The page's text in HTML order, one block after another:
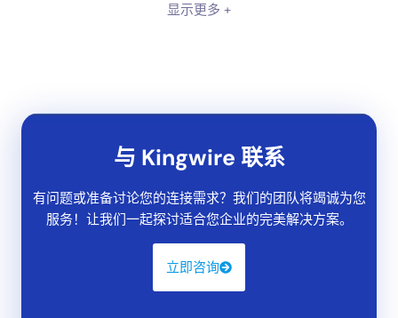
显示更多 +
与 Kingwire 联系
有问题或准备讨论您的连接需求？我们的团队将竭诚为您
服务！让我们一起探讨适合您企业的完美解决方案。
立即咨询